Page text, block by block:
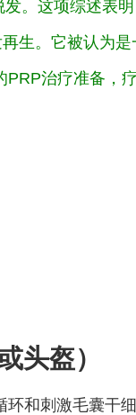
。这项综述表
生。它被认为
治疗准备，
头盔）
和刺激毛囊干